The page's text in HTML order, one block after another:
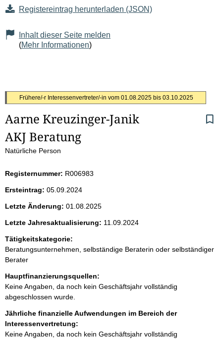
Registereintrag herunterladen (JSON)
Inhalt dieser Seite melden
(Mehr Informationen)
S
e
i
e
n
i
n
h
a
l
t
Frühere/-r Interessenvertreter/-in vom 01.08.2025 bis 03.10.2025
Aarne Kreuzinger-Janik
AKJ Beratung
Natürliche Person
Registernummer: R006983
Ersteintrag: 05.09.2024
Letzte Änderung: 01.08.2025
Letzte Jahresaktualisierung: 11.09.2024
Tätigkeitskategorie:
Beratungsunternehmen, selbständige Beraterin oder selbständiger
Berater
Hauptfinanzierungsquellen:
Keine Angaben, da noch kein Geschäftsjahr vollständig
abgeschlossen wurde.
Jährliche finanzielle Aufwendungen im Bereich der
Interessenvertretung:
Keine Angaben, da noch kein Geschäftsjahr vollständig